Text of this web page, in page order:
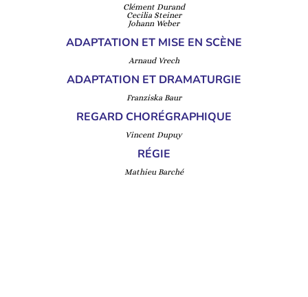
Clément Durand
Cecilia Steiner
Johann Weber
ADAPTATION ET MISE EN SCÈNE
Arnaud Vrech
ADAPTATION ET DRAMATURGIE
Franziska Baur
REGARD CHORÉGRAPHIQUE
Vincent Dupuy
RÉGIE
Mathieu Barché